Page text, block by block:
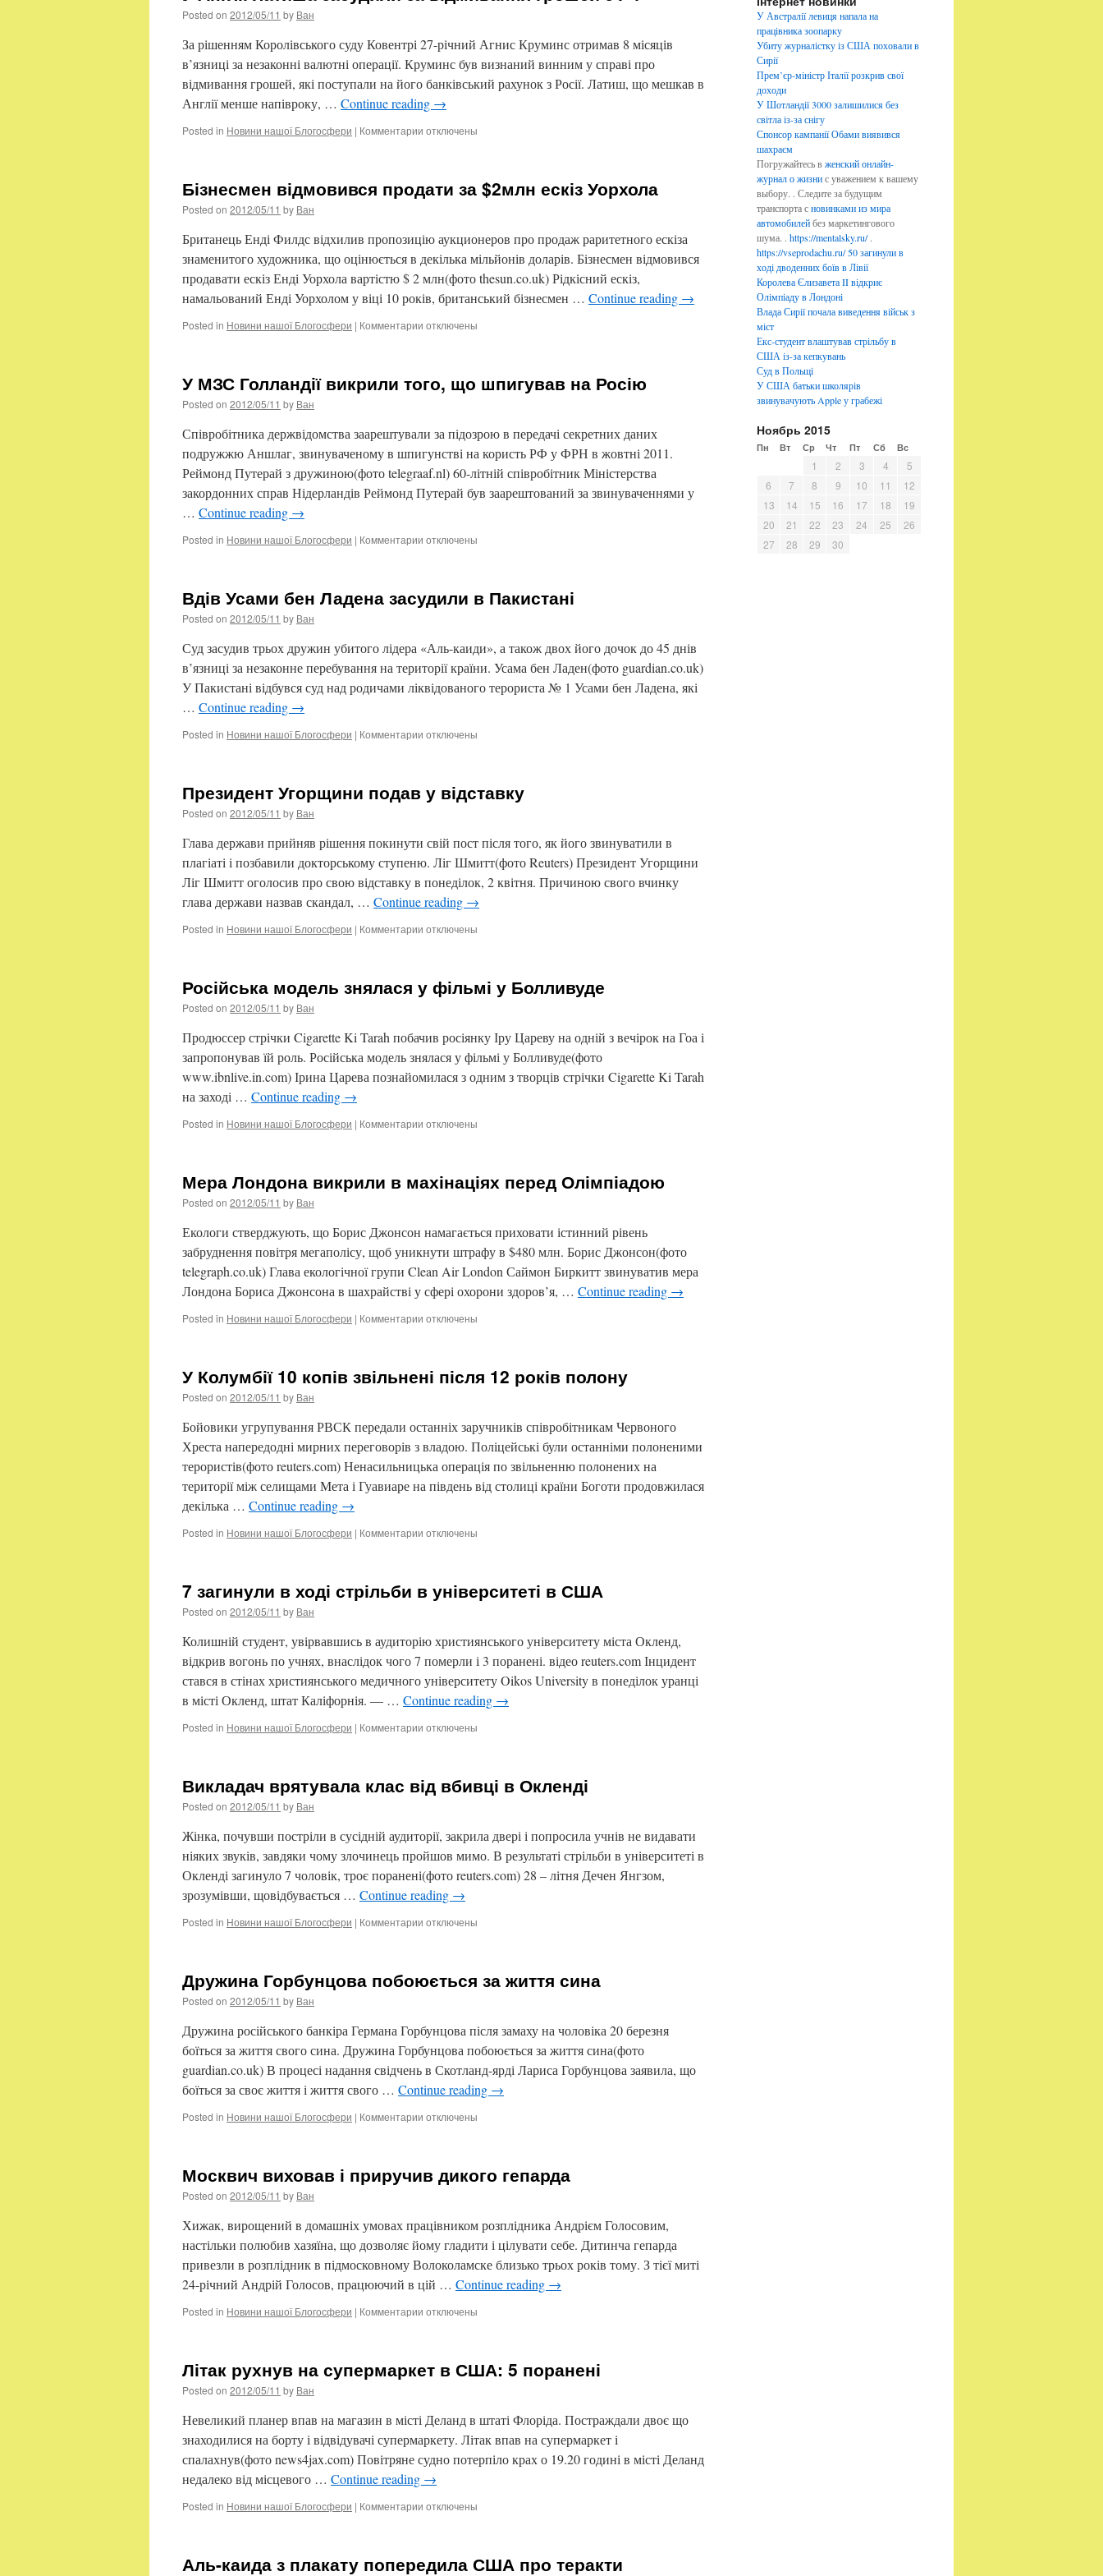
Posted on 2012/05/11 by Ван
За рішенням Королівського суду Ковентрі 27-річний Агнис Круминс отримав 8 місяців
в’язниці за незаконні валютні операції. Круминс був визнаний винним у справі про
відмивання грошей, які поступали на його банківський рахунок з Росії. Латиш, що мешкав в
Англії менше напівроку, … Continue reading →
Posted in Новини нашої Блогосфери | Комментарии к
латиша
відмивання
грошей
з
РФ
отключены
Бізнесмен відмовився продати за $2млн ескіз Уорхола
Posted on 2012/05/11 by Ван
Британець Енді Филдс відхилив пропозицію аукционеров про продаж раритетного ескіза
знаменитого художника, що оцінюється в декілька мільйонів доларів. Бізнесмен відмовився
продавати ескіз Енді Уорхола вартістю $ 2 млн(фото thesun.co.uk) Рідкісний ескіз,
намальований Енді Уорхолом у віці 10 років, британський бізнесмен … Continue reading →
Posted in Новини нашої Блогосфери | Комментарии к
продати
Уорхола
отключены
У МЗС Голландії викрили того, що шпигував на Росію
Posted on 2012/05/11 by Ван
Співробітника держвідомства заарештували за підозрою в передачі секретних даних
подружжю Аншлаг, звинуваченому в шпигунстві на користь РФ у ФРН в жовтні 2011.
Реймонд Путерай з дружиною(фото telegraaf.nl) 60-літній співробітник Міністерства
закордонних справ Нідерландів Реймонд Путерай був заарештований за звинуваченнями у
… Continue reading →
Posted in Новини нашої Блогосфери | Комментарии к
Голландії
що
шпигував
на
Росію
отключены
Вдів Усами бен Ладена засудили в Пакистані
Posted on 2012/05/11 by Ван
Суд засудив трьох дружин убитого лідера «Аль-каиди», а також двох його дочок до 45 днів
в’язниці за незаконне перебування на території країни. Усама бен Ладен(фото guardian.co.uk)
У Пакистані відбувся суд над родичами ліквідованого терориста № 1 Усами бен Ладена, які
… Continue reading →
Posted in Новини нашої Блогосфери | Комментарии к
бен
Пакистані
отключены
Президент Угорщини подав у відставку
Posted on 2012/05/11 by Ван
Глава держави прийняв рішення покинути свій пост після того, як його звинуватили в
плагіаті і позбавили докторському ступеню. Ліг Шмитт(фото Reuters) Президент Угорщини
Ліг Шмитт оголосив про свою відставку в понеділок, 2 квітня. Причиною свого вчинку
глава держави назвав скандал, … Continue reading →
Posted in Новини нашої Блогосфери | Комментарии к
подав
отключены
Російська модель знялася у фільмі у Болливуде
Posted on 2012/05/11 by Ван
Продюссер стрічки Cigarette Ki Tarah побачив росіянку Іру Цареву на одній з вечірок на Гоа і
запропонував їй роль. Російська модель знялася у фільмі у Болливуде(фото
www.ibnlive.in.com) Ірина Царева познайомилася з одним з творців стрічки Cigarette Ki Tarah
на заході … Continue reading →
Posted in Новини нашої Блогосфери | Комментарии к
знялася
Болливуде
отключены
Мера Лондона викрили в махінаціях перед Олімпіадою
Posted on 2012/05/11 by Ван
Екологи стверджують, що Борис Джонсон намагається приховати істинний рівень
забруднення повітря мегаполісу, щоб уникнути штрафу в $480 млн. Борис Джонсон(фото
telegraph.co.uk) Глава екологічної групи Clean Air London Саймон Биркитт звинуватив мера
Лондона Бориса Джонсона в шахрайстві у сфері охорони здоров’я, … Continue reading →
Posted in Новини нашої Блогосфери | Комментарии к
викрили
перед
Олімпіадою
отключены
У Колумбії 10 копів звільнені після 12 років полону
Posted on 2012/05/11 by Ван
Бойовики угрупування РВСК передали останніх заручників співробітникам Червоного
Хреста напередодні мирних переговорів з владою. Поліцейські були останніми полоненими
терористів(фото reuters.com) Ненасильницька операція по звільненню полонених на
території між селищами Мета і Гуавиаре на південь від столиці країни Боготи продовжилася
декілька … Continue reading →
Posted in Новини нашої Блогосфери | Комментарии к
10
12
років
полону
отключены
7 загинули в ході стрільби в університеті в США
Posted on 2012/05/11 by Ван
Колишній студент, увірвавшись в аудиторію християнського університету міста Окленд,
відкрив вогонь по учнях, внаслідок чого 7 померли і 3 поранені. відео reuters.com Інцидент
стався в стінах християнського медичного університету Oikos University в понеділок уранці
в місті Окленд, штат Каліфорнія. — … Continue reading →
Posted in Новини нашої Блогосфери | Комментарии к
в
університеті
в
США
отключены
Викладач врятувала клас від вбивці в Окленді
Posted on 2012/05/11 by Ван
Жінка, почувши постріли в сусідній аудиторії, закрила двері і попросила учнів не видавати
ніяких звуків, завдяки чому злочинець пройшов мимо. В результаті стрільби в університеті в
Окленді загинуло 7 чоловік, троє поранені(фото reuters.com) 28 – літня Дечен Янгзом,
зрозумівши, щовідбувається … Continue reading →
Posted in Новини нашої Блогосфери | Комментарии к
клас
в
Окленді
отключены
Дружина Горбунцова побоюється за життя сина
Posted on 2012/05/11 by Ван
Дружина російського банкіра Германа Горбунцова після замаху на чоловіка 20 березня
боїться за життя свого сина. Дружина Горбунцова побоюється за життя сина(фото
guardian.co.uk) В процесі надання свідчень в Скотланд-ярді Лариса Горбунцова заявила, що
боїться за своє життя і життя свого … Continue reading →
Posted in Новини нашої Блогосфери | Комментарии к
побоюється
сина
отключены
Москвич виховав і приручив дикого гепарда
Posted on 2012/05/11 by Ван
Хижак, вирощений в домашніх умовах працівником розплідника Андрієм Голосовим,
настільки полюбив хазяїна, що дозволяє йому гладити і цілувати себе. Дитинча гепарда
привезли в розплідник в підмосковному Волоколамске близько трьох років тому. З тієї миті
24-річний Андрій Голосов, працюючий в цій … Continue reading →
Posted in Новини нашої Блогосфери | Комментарии к
і
гепарда
отключены
Літак рухнув на супермаркет в США: 5 поранені
Posted on 2012/05/11 by Ван
Невеликий планер впав на магазин в місті Деланд в штаті Флоріда. Постраждали двоє що
знаходилися на борту і відвідувачі супермаркету. Літак впав на супермаркет і
спалахнув(фото news4jax.com) Повітряне судно потерпіло крах о 19.20 годині в місті Деланд
недалеко від місцевого … Continue reading →
Posted in Новини нашої Блогосфери | Комментарии к
на
отключены
Аль-каида з плакату попередила США про теракти
р
и
к
и
У Австралії левиця напала на
працівника зоопарку
Убиту журналістку із США поховали в
Сирії
Прем’єр-міністр Італії розкрив свої
доходи
У Шотландії 3000 залишилися без
світла із-за снігу
Спонсор кампанії Обами виявився
шахраєм
Погружайтесь вженский онлайн-
журнал о жизнис уважением к вашему
выбору. . Следите за будущим
транспорта сновинками из мира
автомобилейбез маркетингового
шума. . https://mentalsky.ru/.
https://vseprodachu.ru/ 50 загинули в
ході дводенних боїв в Лівії
Королева Єлизавета II відкриє
Олімпіаду в Лондоні
Влада Сирії почала виведення військ з
міст
Екс-студент влаштував стрільбу в
США із-за кепкувань
Суд в Польщі
У США батьки школярів
звинувачують Apple у грабежі
Ноябрь 2015
Пн Вт Ср Чт Пт Сб Вс
1 2 3 4
5
6
7 8 9 10 11
12
13
14 15 16 17 18
19
20
21 22 23 24 25
26
27
28 29 30